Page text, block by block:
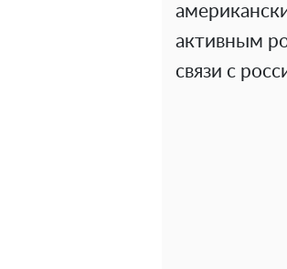
активным
связи с